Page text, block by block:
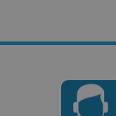
attiva la pulizia della
Quando il cookie viene